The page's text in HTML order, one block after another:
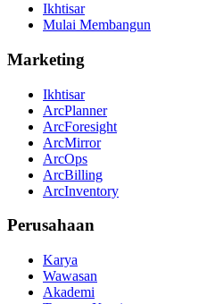
Ikhtisar
Mulai Membangun
Marketing
Ikhtisar
ArcPlanner
ArcForesight
ArcMirror
ArcOps
ArcBilling
ArcInventory
Perusahaan
Karya
Wawasan
Akademi